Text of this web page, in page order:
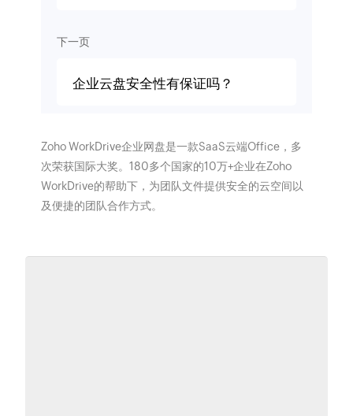
下一页
企业云盘安全性有保证吗？
Zoho WorkDrive企业网盘是一款SaaS云端Office，多
次荣获国际大奖。180多个国家的10万+企业在Zoho
WorkDrive的帮助下，为团队文件提供安全的云空间以
及便捷的团队合作方式。